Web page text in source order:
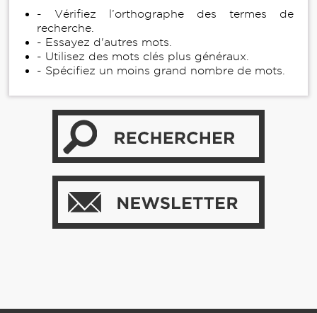
- Vérifiez l’orthographe des termes de
recherche.
- Essayez d'autres mots.
- Utilisez des mots clés plus généraux.
- Spécifiez un moins grand nombre de mots.